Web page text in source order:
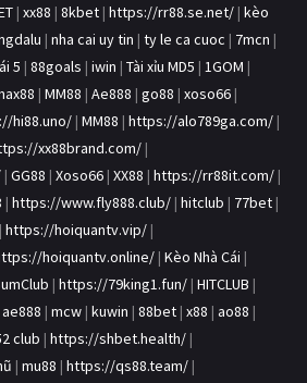
| xx88 | 8kbet | https://rr88.se.net/ | kèo
| nha cai uy tin | ty le ca cuoc | 7mcn |
5 | 88goals | iwin | Tài xỉu MD5 | 1GOM |
| MM88 | Ae888 | go88 | xoso66 |
hi88.uno/ | MM88 | https://alo789ga.com/ |
xx88brand.com/ |
| GG88 | Xoso66 | XX88 | https://rr88it.com/ |
| https://www.fly888.club/ | hitclub | 77bet |
| https://hoiquantv.vip/ |
hoiquantv.online/ | Kèo Nhà Cái |
| https://79king1.fun/ | HITCLUB |
ae888 | mcw | kuwin | 88bet | x88 | ao88 |
club | https://shbet.health/ |
| mu88 | https://qs88.team/ |